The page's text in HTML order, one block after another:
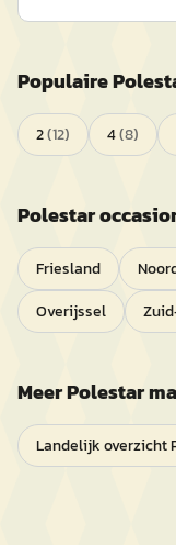
Populaire
2(12) 4(8)
Polestar
Friesland
Overijssel
MeerPolestar
Landelijk overzicht